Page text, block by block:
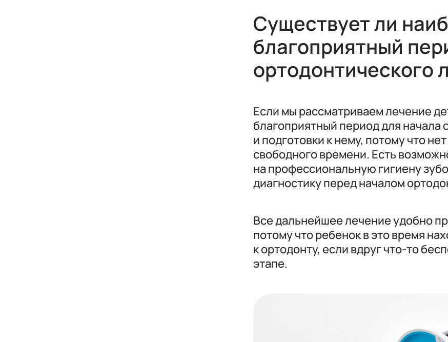
Существует ли
благоприятный
ортодонтического
Если мы рассматриваем лечение
благоприятный период для начала
и подготовки к нему, потому что
свободного времени. Есть
на профессиональную гигиену
диагностику перед началом
Все дальнейшее лечение удобно
потому что ребенок в это время
к ортодонту, если вдруг что-то
этапе.